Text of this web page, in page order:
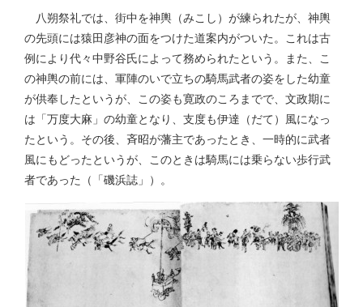
八朔祭礼では、街中を神輿（みこし）が練られたが、神輿
の先頭には猿田彦神の面をつけた道案内がついた。これは古
例により代々中野谷氏によって務められたという。また、こ
の神輿の前には、軍陣のいで立ちの騎馬武者の姿をした幼童
が供奉したというが、この姿も寛政のころまでで、文政期に
は「万度大麻」の幼童となり、支度も伊達（だて）風になっ
たという。その後、斉昭が藩主であったとき、一時的に武者
風にもどったというが、このときは騎馬には乗らない歩行武
者であった（「磯浜誌」）。